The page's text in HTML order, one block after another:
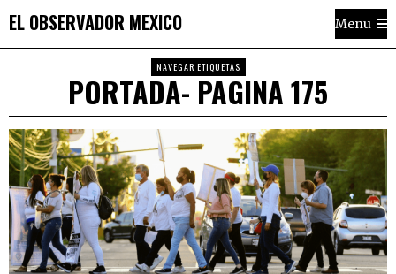
EL OBSERVADOR MEXICO Menu
NAVEGAR ETIQUETAS
PORTADA- PAGINA 175